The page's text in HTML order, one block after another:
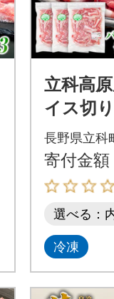
立科高
イス切
3
長野県立科
寄付金額
選べる：
冷凍